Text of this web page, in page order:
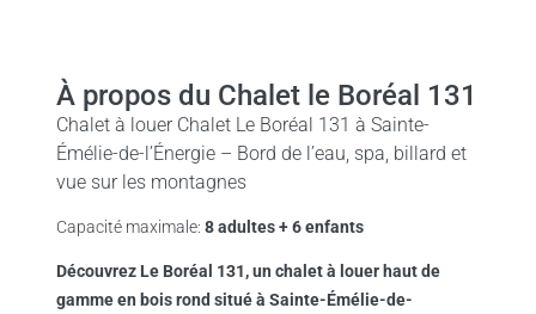
À propos du Chalet le Boréal 131
Chalet à louer Chalet Le Boréal 131 à Sainte-
Émélie-de-l’Énergie – Bord de l’eau, spa, billard et
vue sur les montagnes
Capacité maximale: 8 adultes + 6 enfants
Découvrez Le Boréal 131, un chalet à louer haut de
gamme en bois rond situé à Sainte-Émélie-de-